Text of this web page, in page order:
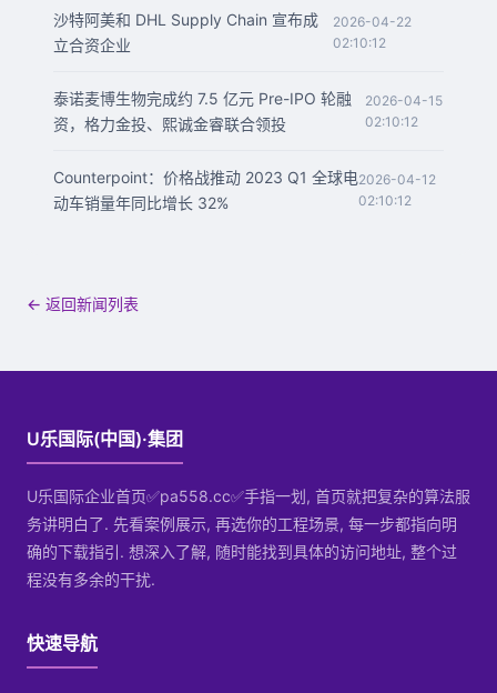
沙特阿美和 DHL Supply Chain 宣布成
立合资企业
2026-04-22
02:10:12
泰诺麦博生物完成约 7.5 亿元 Pre-IPO 轮融
资，格力金投、熙诚金睿联合领投
2026-04-15
02:10:12
Counterpoint：价格战推动 2023 Q1 全球电
动车销量年同比增长 32%
2026-04-12
02:10:12
← 返回新闻列表
U乐国际(中国)·集团
U乐国际企业首页✅pa558.cc✅手指一划, 首页就把复杂的算法服
务讲明白了. 先看案例展示, 再选你的工程场景, 每一步都指向明
确的下载指引. 想深入了解, 随时能找到具体的访问地址, 整个过
程没有多余的干扰.
快速导航